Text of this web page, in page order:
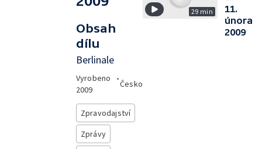
Obsah
dílu
Berlinale
Vyrobeno
2009
•
Česko
Zpravodajství
Zprávy
29 min
11.
února
2009